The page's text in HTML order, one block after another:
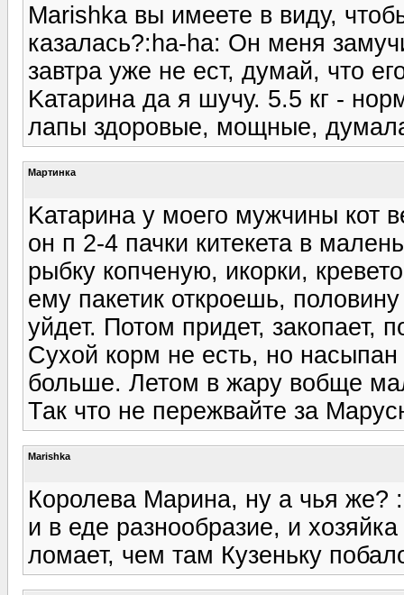
Marishka вы имеете в виду,
казалась?:ha-ha: Он меня
завтра уже не ест, думай, что
Kатарина да я шучу. 5.5 кг -
лапы здоровые, мощные,
Мартинка
Kатарина у моего мужчины кот
он п 2-4 пачки китекета в
рыбку копченую, икорки,
ему пакетик откроешь,
уйдет. Потом придет, закопает,
Сухой корм не есть, но насыпан
больше. Летом в жару вобще
Так что не пережвайте за
Marishka
Королева Марина, ну а чья же?
и в еде разнообразие, и
ломает, чем там Кузеньку